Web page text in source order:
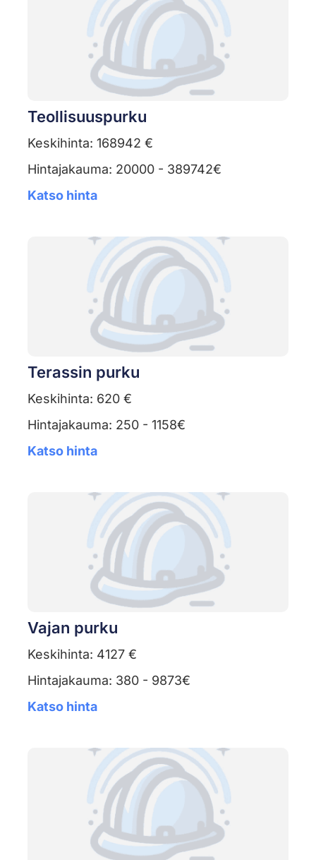
Teollisuuspurku
Keskihinta: 168942 €
Hintajakauma: 20000 - 389742€
Katso hinta
Terassin purku
Keskihinta: 620 €
Hintajakauma: 250 - 1158€
Katso hinta
Vajan purku
Keskihinta: 4127 €
Hintajakauma: 380 - 9873€
Katso hinta